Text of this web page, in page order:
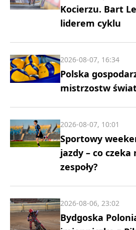
Kocierzu. Bart
liderem cyklu
Polska
mistrzostw
2026-08-07, 16:34
Sportowy
jazdy – co
zespoły?
2026-08-07, 10:01
Bydgoska
2026-08-06, 23:02